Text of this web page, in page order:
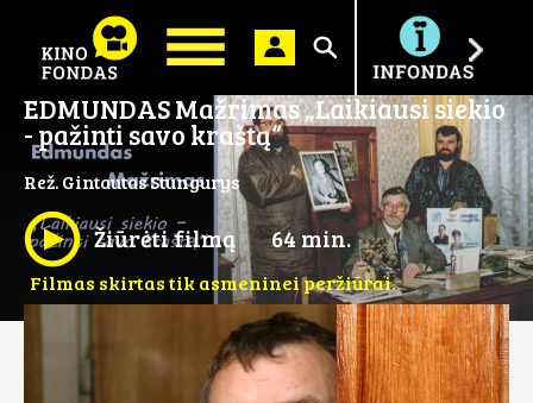
Ieškoti
EDMUNDAS Mažrimas „Laikiausi siekio
- pažinti savo kraštą“
Rež. Gintautas Stungurys
Žiūrėti filmą 64 min.
Filmas skirtas tik asmeninei peržiūrai.